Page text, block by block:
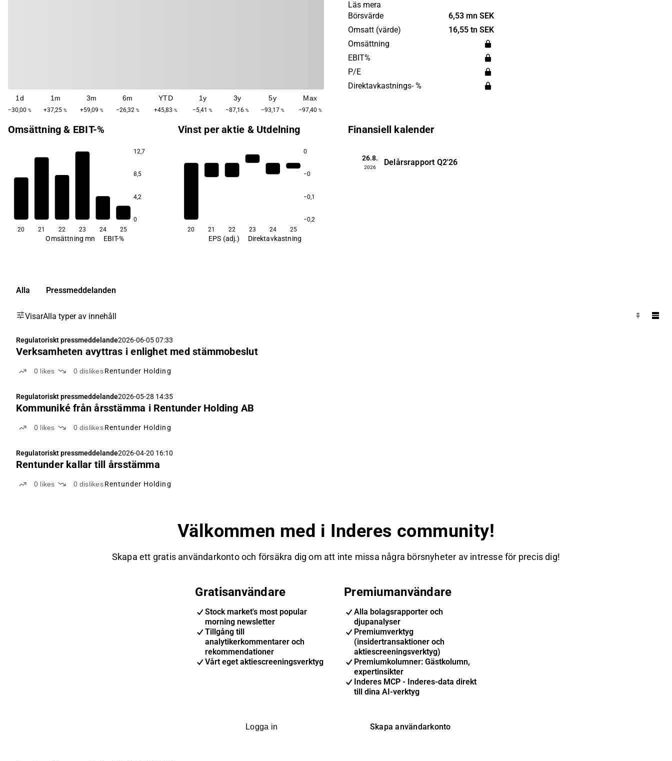
1d
−30,00 %
1m
+37,25 %
3m
+59,09 %
6m
−26,32 %
YTD
+45,83 %
1y
−5,41 %
3y
−87,16 %
5y
−93,17 %
Max
−97,40 %
vill minska användningen av kemisk
behandling. Verksamheten bedrivs
internationellt och anpassas efter olika
båtstorlekar. Rentunder grundades år
2009 och har sitt huvudkontor i
Östhammar.
Läs mera
Börsvärde
6,53 mn SEK
Omsatt (värde)
16,55 tn SEK
Omsättning
EBIT%
P/E
Direktavkastnings- %
Omsättning & EBIT-%
12,7
8,5
4,2
0
20 21 22 23 24 25
Omsättning mn EBIT-%
Vinst per aktie & Utdelning
0
−0
−0,1
−0,2
20
21 22 23 24 25
EPS (adj.) Direktavkastning
Finansiell kalender
26.8.
2026
Delårsrapport Q2'26
Alla Pressmeddelanden
VisarAlla typer av innehåll
Regulatoriskt pressmeddelande2026-06-05 07:33
Verksamheten avyttras i enlighet med stämmobeslut
0 likes 0 dislikes Rentunder Holding
Regulatoriskt pressmeddelande2026-05-28 14:35
Kommuniké från årsstämma i Rentunder Holding AB
0 likes 0 dislikes Rentunder Holding
Regulatoriskt pressmeddelande2026-04-20 16:10
Rentunder kallar till årsstämma
0 likes 0 dislikes Rentunder Holding
Välkommen med i Inderes community!
Skapa ett gratis användarkonto och försäkra dig om att inte missa några börsnyheter av intresse för precis dig!
Gratisanvändare
Stock market's most popular
morning newsletter
Tillgång till
analytikerkommentarer och
rekommendationer
Vårt eget aktiescreeningsverktyg
Premiumanvändare
Alla bolagsrapporter och
djupanalyser
Premiumverktyg
(insidertransaktioner och
aktiescreeningsverktyg)
Premiumkolumner: Gästkolumn,
expertinsikter
Inderes MCP - Inderes-data direkt
till dina AI-verktyg
Logga in Skapa användarkonto